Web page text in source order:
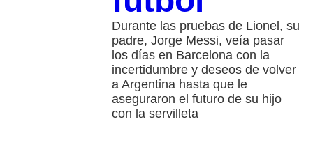
Durante las pruebas de Lionel, su
padre, Jorge Messi, veía pasar
los días en Barcelona con la
incertidumbre y deseos de volver
a Argentina hasta que le
aseguraron el futuro de su hijo
con la servilleta